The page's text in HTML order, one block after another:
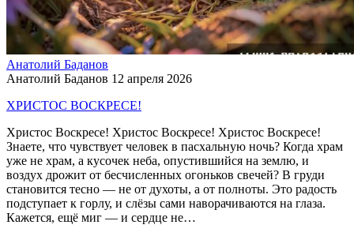
Анатолий Баданов
Анатолий Баданов 12 апреля 2026
ХРИСТОС ВОСКРЕСЕ!
Христос Воскресе! Христос Воскресе! Христос Воскресе!
Знаете, что чувствует человек в пасхальную ночь? Когда храм
уже не храм, а кусочек неба, опустившийся на землю, и
воздух дрожит от бесчисленных огоньков свечей? В груди
становится тесно — не от духоты, а от полноты. Это радость
подступает к горлу, и слёзы сами наворачиваются на глаза.
Кажется, ещё миг — и сердце не…